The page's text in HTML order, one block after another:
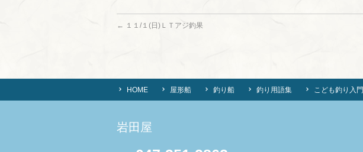
← １１/１(日)ＬＴアジ釣果
HOME 屋形船 釣り船 釣り用語集 こども釣り入門
岩田屋